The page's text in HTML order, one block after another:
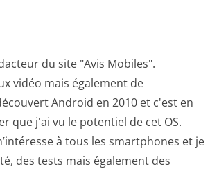
du site "Avis Mobiles".
vidéo mais également de
Android en 2010 et c'est en
que j'ai vu le potentiel de cet OS.
à tous les smartphones et je
des tests mais également des